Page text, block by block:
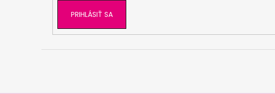
PRIHLÁSIŤ SA